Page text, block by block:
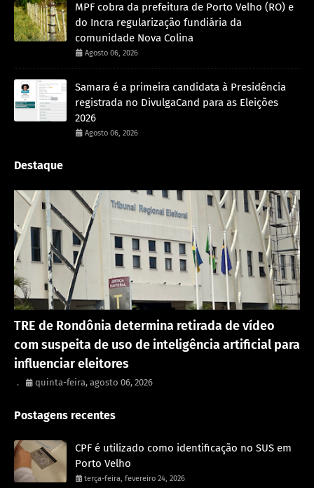
MPF cobra da prefeitura de Porto Velho (RO) e
do Incra regularização fundiária da
comunidade Nova Colina
Agosto 06, 2026
Samara é a primeira candidata à Presidência
registrada no DivulgaCand para as Eleições
2026
Agosto 06, 2026
Destaque
TRE de Rondônia determina retirada de vídeo
com suspeita de uso de inteligência artificial para
influenciar eleitores
. quinta-feira, agosto 06, 2026
Postagens recentes
CPF é utilizado como identificação no SUS em
Porto Velho
terça-feira, fevereiro 24, 2026